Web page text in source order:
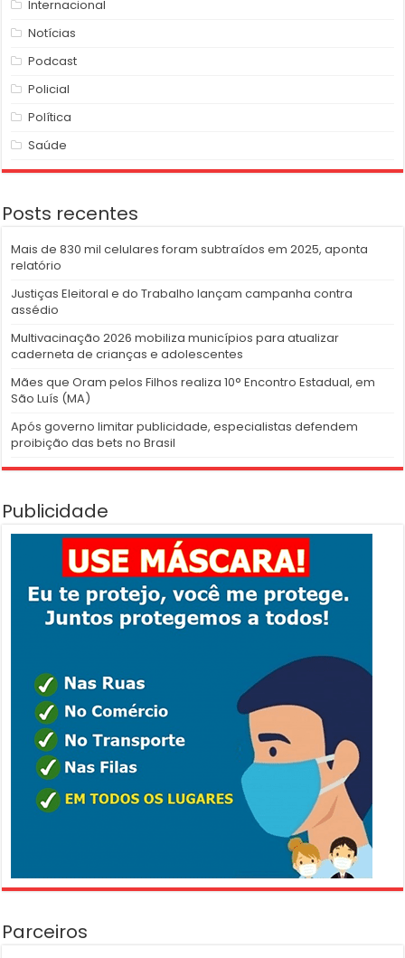
Internacional
Notícias
Podcast
Policial
Política
Saúde
Posts recentes
Mais de 830 mil celulares foram subtraídos em 2025, aponta
relatório
Justiças Eleitoral e do Trabalho lançam campanha contra
assédio
Multivacinação 2026 mobiliza municípios para atualizar
caderneta de crianças e adolescentes
Mães que Oram pelos Filhos realiza 10° Encontro Estadual, em
São Luís (MA)
Após governo limitar publicidade, especialistas defendem
proibição das bets no Brasil
Publicidade
Parceiros